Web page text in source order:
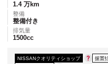
1.4 万km
整備
整備付き
排気量
1500cc
NISSANクオリティショップ
据置